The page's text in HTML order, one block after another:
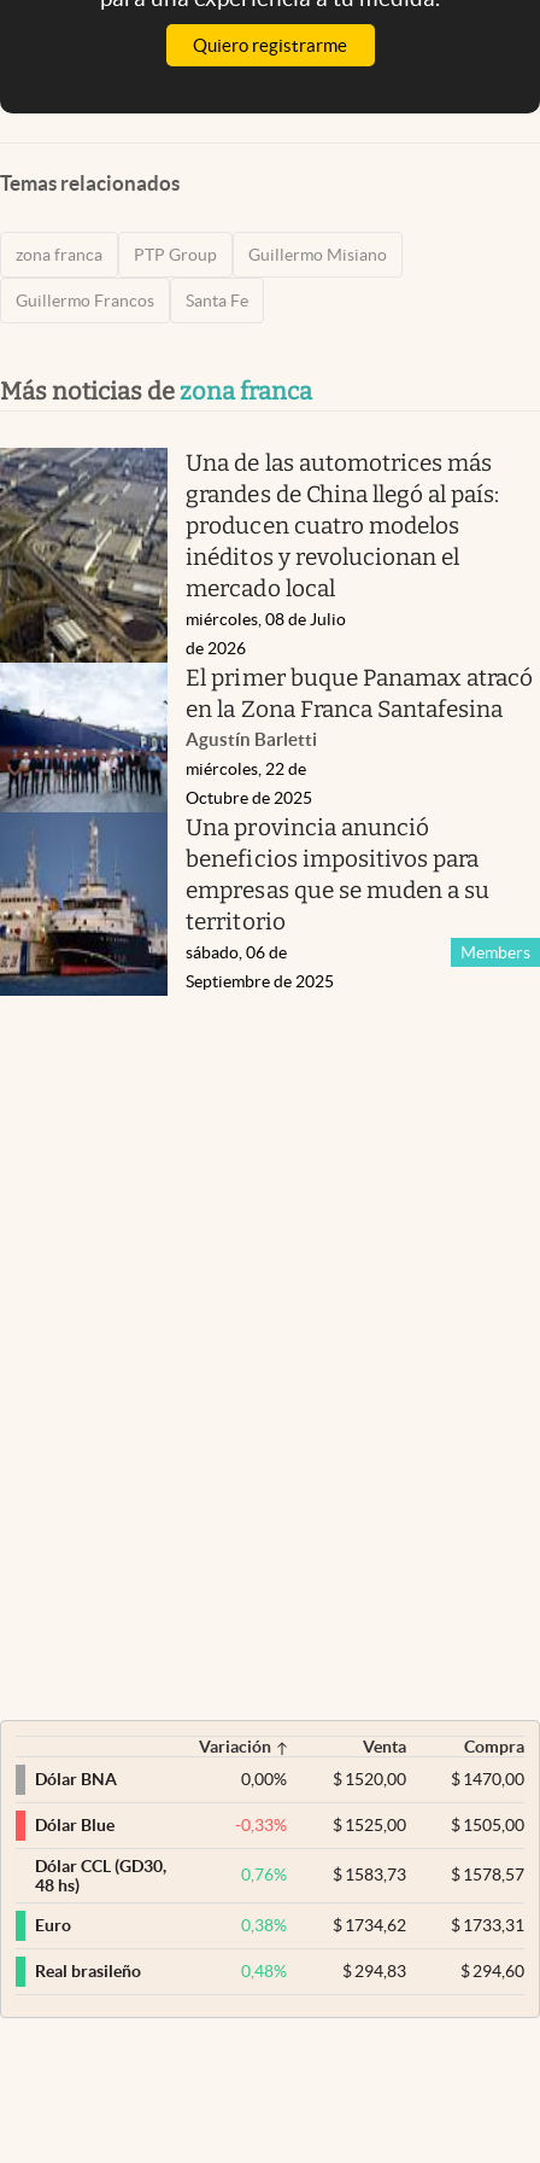
Quiero registrarme
Temas relacionados
zona franca PTP Group Guillermo Misiano
Guillermo Francos Santa Fe
Más noticias dezona franca
Una de las automotrices más
grandes de China llegó al país:
producen cuatro modelos
inéditos y revolucionan el
mercado local
miércoles, 08 de Julio
de 2026
El primer buque Panamax atracó
en la Zona Franca Santafesina
Agustín Barletti
miércoles, 22 de
Octubre de 2025
Una provincia anunció
beneficios impositivos para
empresas que se muden a su
territorio
Members
sábado, 06 de
Septiembre de 2025
Variación Venta
Compra
Dólar BNA
0,00% $ 1520,00 $1470,00
Dólar Blue -0,33% $ 1525,00 $1505,00
Dólar CCL (GD30,
48 hs)
0,76% $ 1583,73 $1578,57
Euro 0,38% $ 1734,62 $1733,31
Real brasileño 0,48% $ 294,83 $294,60